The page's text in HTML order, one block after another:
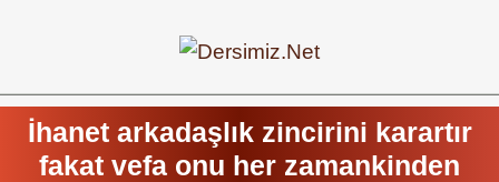
İhanet arkadaşlık zincirini karartır
fakat vefa onu her zamankinden